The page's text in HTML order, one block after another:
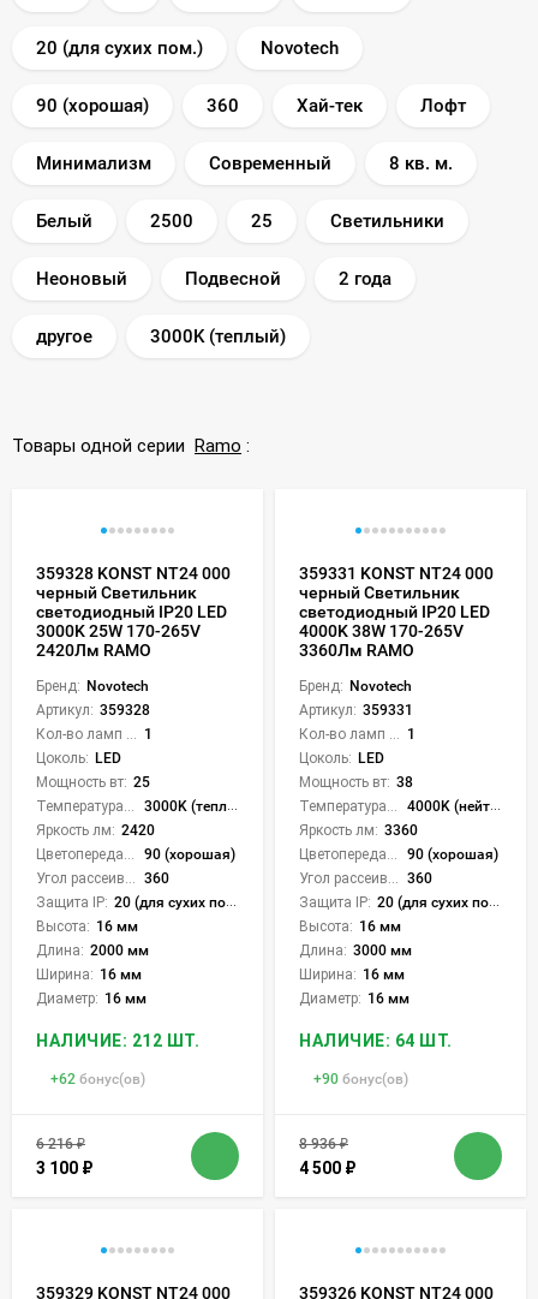
20 (для сухих пом.) Novotech
90 (хорошая) 360 Хай-тек Лофт
Минимализм Современный 8 кв. м.
Белый 2500 25 Светильники
Неоновый Подвесной 2 года
другое 3000K (теплый)
Товары одной серии Ramo :
359328 KONST NT24 000
черный Светильник
светодиодный IP20 LED
3000K 25W 170-265V
2420Лм RAMO
Бренд: Novotech
Артикул: 359328
1
Цоколь: LED
Мощность вт: 25
3000K (теплый)
Яркость лм: 2420
90 (хорошая)
360
Защита IP: 20 (для сухих пом.)
Высота: 16 мм
Длина: 2000 мм
Ширина: 16 мм
Диаметр: 16 мм
НАЛИЧИЕ: 212 ШТ.
+62 бонус(ов)
6 216₽
3 100 ₽
359331 KONST NT24 000
черный Светильник
светодиодный IP20 LED
4000K 38W 170-265V
3360Лм RAMO
Бренд: Novotech
Артикул: 359331
1
Цоколь: LED
Мощность вт: 38
4000K (нейтральный)
Яркость лм: 3360
90 (хорошая)
360
Защита IP: 20 (для сухих пом.)
Высота: 16 мм
Длина: 3000 мм
Ширина: 16 мм
Диаметр: 16 мм
НАЛИЧИЕ: 64 ШТ.
+90 бонус(ов)
8 936₽
4 500 ₽
359329 KONST NT24 000 359326 KONST NT24 000